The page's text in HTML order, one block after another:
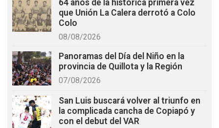
64 años de la histórica primera vez
que Unión La Calera derrotó a Colo
Colo
08/08/2026
Panoramas del Día del Niño en la
provincia de Quillota y la Región
07/08/2026
San Luis buscará volver al triunfo en
la complicada cancha de Copiapó y
con el debut del VAR